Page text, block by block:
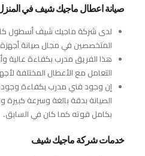
صيانة اعطال ماجيك شيف في
لدى شركة ماجيك شيف أسطول
المتخصصين في مجال صيانة
هذا الفريق مدرب بكفاءة
التعامل مع الأعطال المختلفة
إن وجود فني مدرب بكفاءة وجودة
الصيانة بدقة بالغة وسرعة
بكامل قوته كما كان في السابق.
خدمات شركة ماجيك شيف